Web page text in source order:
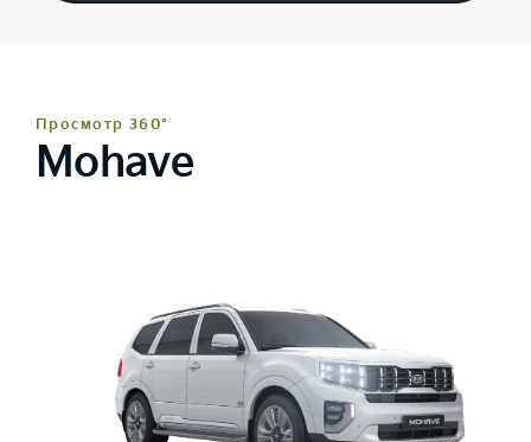
Просмотр 360°
Mohave